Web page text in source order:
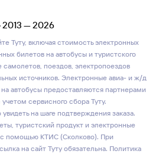
— 2026
Туту, включая стоимость электронных
билетов на автобусы и туристского
самолетов, поездов, электропоездов
источников. Электронные авиа- и ж/д
автобусы предоставляются партнерами
сервисного сбора Туту.
на шаге подтверждения заказа.
туристский продукт и электронные
помощью КТИС (Сколково). При
на сайт Туту обязательна. Политика